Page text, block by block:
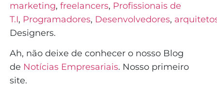
marketing, freelancers, Profissionais de
T.I, Programadores, Desenvolvedores,
Designers.
Ah, não deixe de conhecer o nosso Blog
de Notícias Empresariais. Nosso primeiro
site.